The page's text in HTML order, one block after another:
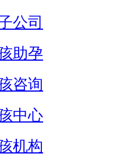
公司
助孕
咨询
中心
机构